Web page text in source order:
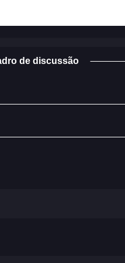
de discussão